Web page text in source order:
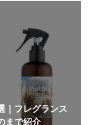
｜フレグランス
まで紹介